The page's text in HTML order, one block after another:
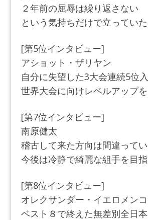
２年前の屈辱は繰り返さない
という気持ちだけで立っていた
[第5位インタビュー]
アショット・ザリヤン
自分に失望した3大会連続5位
世界大会に向けレベルアップ
[第7位インタビュー]
南原健太
稽古して来た方向は間違って
今後は冷静で綺麗な組手を目
[第8位インタビュー]
オレクサンダー・イエロメンコ
ベスト８で終えた無差別全日